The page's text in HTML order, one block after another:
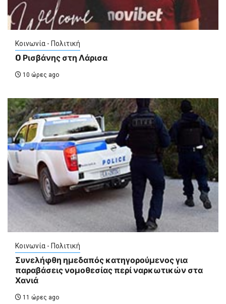
Κοινωνία - Πολιτική
O Ρισβάνης στη Λάρισα
10 ώρες ago
Κοινωνία - Πολιτική
Συνελήφθη ημεδαπός κατηγορούμενος για
παραβάσεις νομοθεσίας περί ναρκωτικών στα
Χανιά
11 ώρες ago